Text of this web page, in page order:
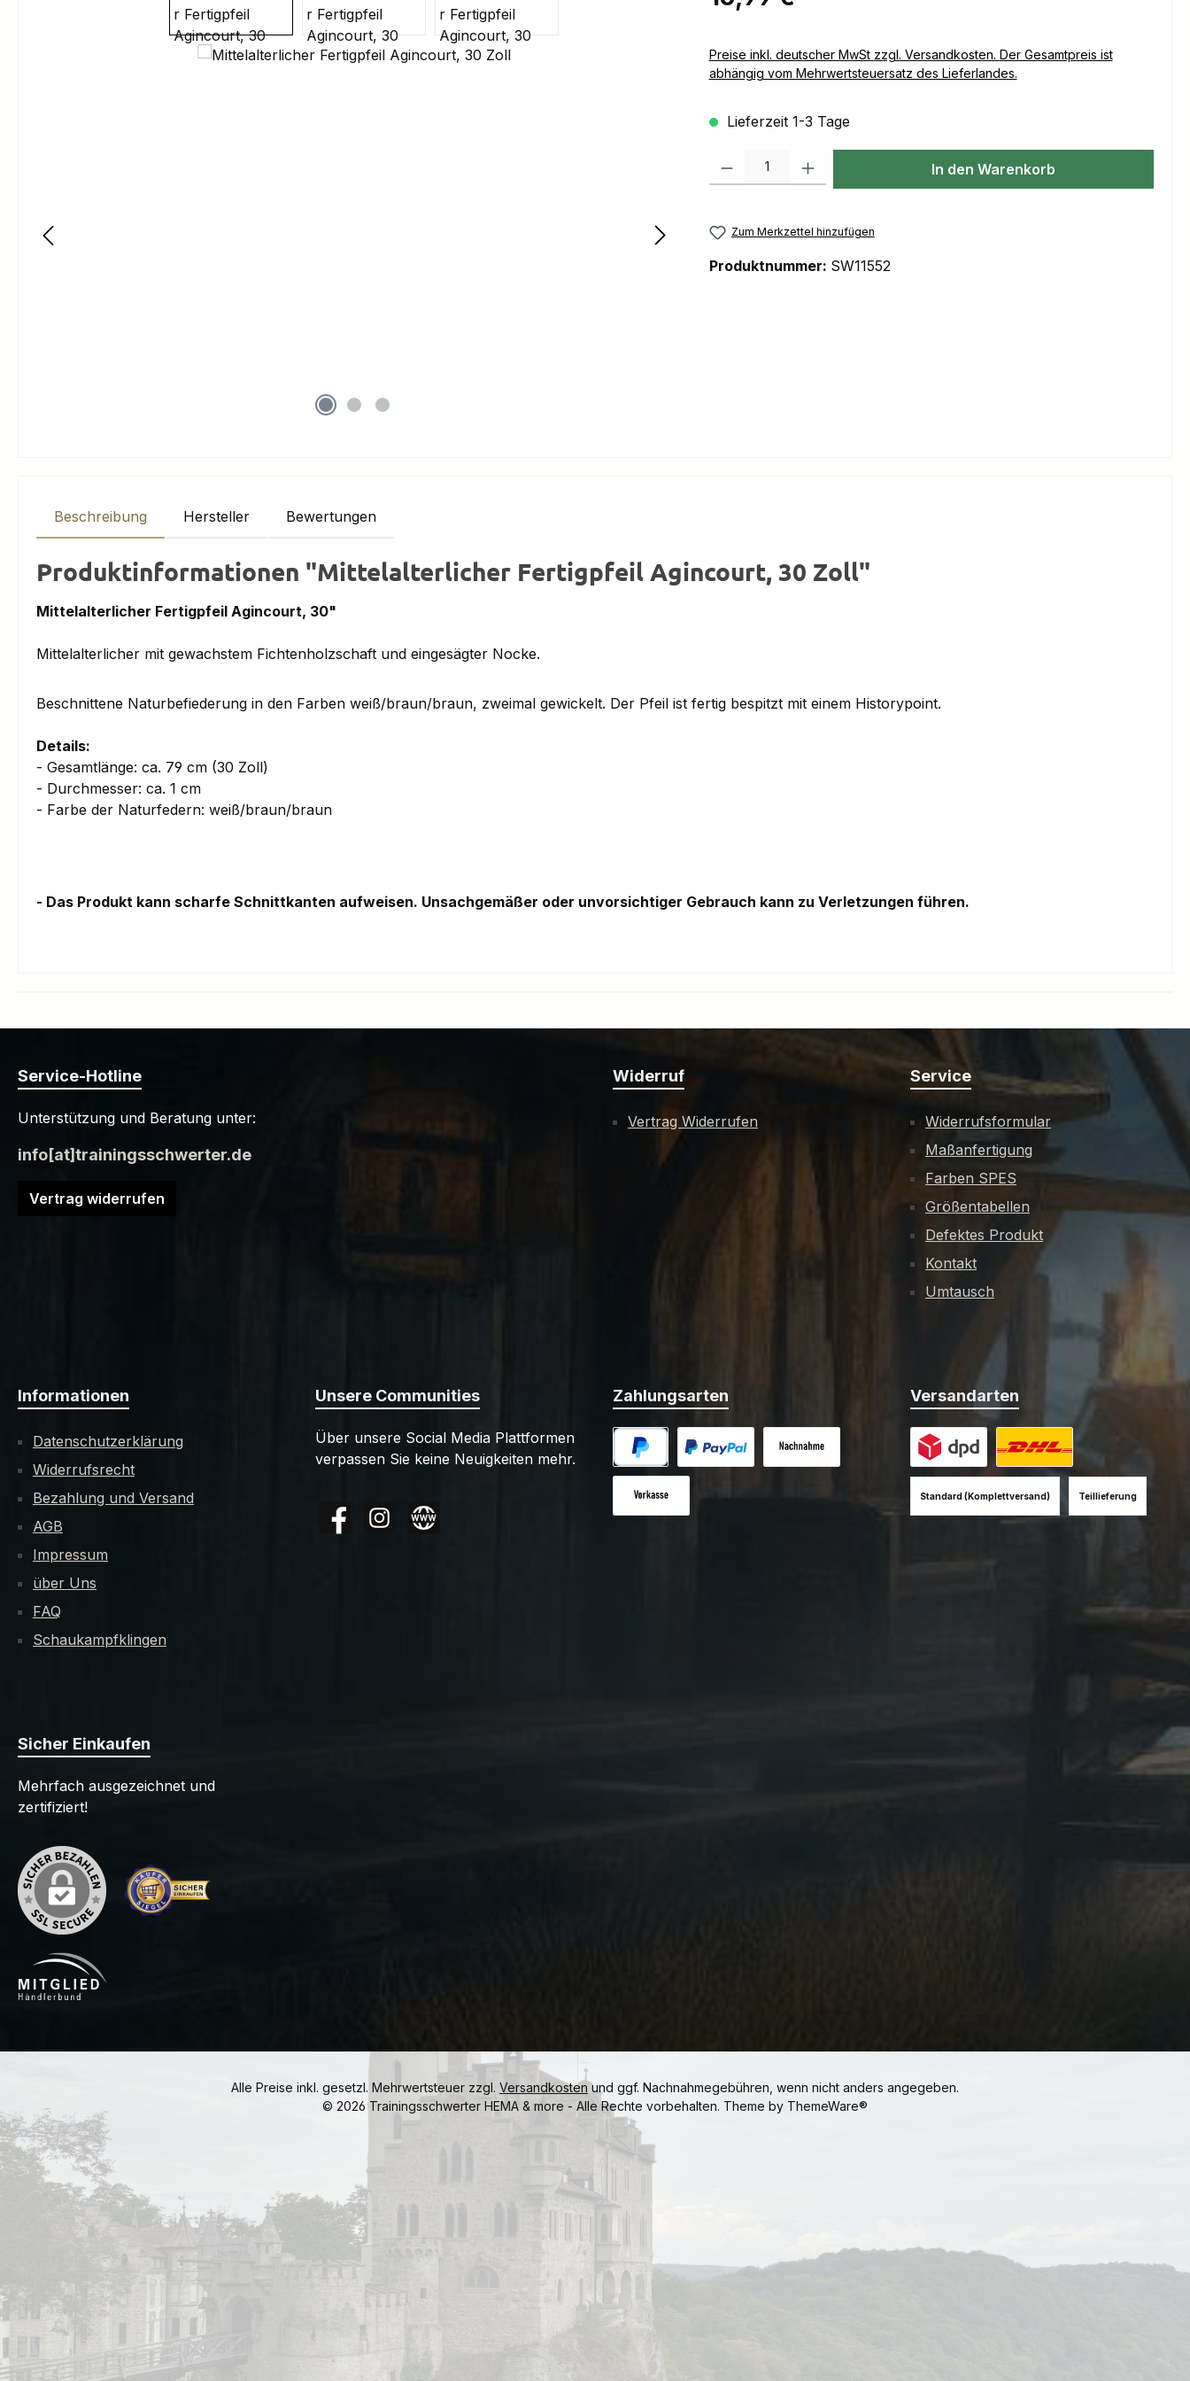
Preise inkl. deutscher MwSt zzgl. Versandkosten. Der Gesamtpreis ist
abhängig vom Mehrwertsteuersatz des Lieferlandes.
Lieferzeit 1-3 Tage
Produkt Anzahl: Gib den gewünschten Wert ein oder benutze die Schaltflächen
In den Warenkorb
Zum Merkzettel hinzufügen
Produktnummer: SW11552
Beschreibung Hersteller Bewertungen
Produktinformationen "Mittelalterlicher Fertigpfeil Agincourt, 30 Zoll"
Mittelalterlicher Fertigpfeil Agincourt, 30"
Mittelalterlicher mit gewachstem Fichtenholzschaft und eingesägter Nocke.
Beschnittene Naturbefiederung in den Farben weiß/braun/braun, zweimal gewickelt. Der Pfeil ist fertig bespitzt mit einem Historypoint.
Details:
- Gesamtlänge: ca. 79 cm (30 Zoll)
- Durchmesser: ca. 1 cm
- Farbe der Naturfedern: weiß/braun/braun
- Das Produkt kann scharfe Schnittkanten aufweisen. Unsachgemäßer oder unvorsichtiger Gebrauch kann zu Verletzungen führen.
Service-Hotline
Unterstützung und Beratung unter:
info[at]trainingsschwerter.de
Vertrag widerrufen
Widerruf
Vertrag Widerrufen
Service
Widerrufsformular
Maßanfertigung
Farben SPES
Größentabellen
Defektes Produkt
Kontakt
Umtausch
Informationen
Datenschutzerklärung
Widerrufsrecht
Bezahlung und Versand
AGB
Impressum
über Uns
FAQ
Schaukampfklingen
Unsere Communities
Über unsere Social Media Plattformen
verpassen Sie keine Neuigkeiten mehr.
FacebookInstagramWebsite
Zahlungsarten
PayPal Nachnahme (+12EUR)
Benutzerdefiniertes Bild 1
Versandarten
Standard (Komplettversand) Teillieferung
Benutzerdefiniertes Bild 1
Benutzerdefiniertes Bild 2
Sicher Einkaufen
Mehrfach ausgezeichnet und
zertifiziert!
Alle Preise inkl. gesetzl. Mehrwertsteuer zzgl. Versandkosten und ggf. Nachnahmegebühren, wenn nicht anders angegeben.
© 2026 Trainingsschwerter HEMA & more - Alle Rechte vorbehalten. Theme by ThemeWare®